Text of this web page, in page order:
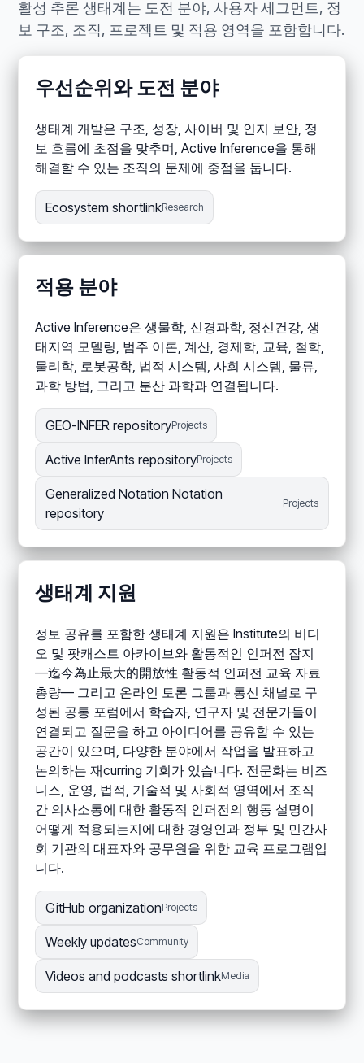
활성 추론 생태계는 도전 분야, 사용자 세그먼트, 정
보 구조, 조직, 프로젝트 및 적용 영역을 포함합니다.
우선순위와 도전 분야
생태계 개발은 구조, 성장, 사이버 및 인지 보안, 정
보 흐름에 초점을 맞추며, Active Inference을 통해
해결할 수 있는 조직의 문제에 중점을 둡니다.
Ecosystem shortlinkResearch
적용 분야
Active Inference은 생물학, 신경과학, 정신건강, 생
태지역 모델링, 범주 이론, 계산, 경제학, 교육, 철학,
물리학, 로봇공학, 법적 시스템, 사회 시스템, 물류,
과학 방법, 그리고 분산 과학과 연결됩니다.
GEO-INFER repositoryProjects
Active InferAnts repositoryProjects
Generalized Notation Notation
repository
Projects
생태계 지원
정보 공유를 포함한 생태계 지원은 Institute의 비디
오 및 팟캐스트 아카이브와 활동적인 인퍼전 잡지
—迄今為止最大的開放性 활동적 인퍼전 교육 자료
총량— 그리고 온라인 토론 그룹과 통신 채널로 구
성된 공통 포럼에서 학습자, 연구자 및 전문가들이
연결되고 질문을 하고 아이디어를 공유할 수 있는
공간이 있으며, 다양한 분야에서 작업을 발표하고
논의하는 재curring 기회가 있습니다. 전문화는 비즈
니스, 운영, 법적, 기술적 및 사회적 영역에서 조직
간 의사소통에 대한 활동적 인퍼전의 행동 설명이
어떻게 적용되는지에 대한 경영인과 정부 및 민간사
회 기관의 대표자와 공무원을 위한 교육 프로그램입
니다.
GitHub organizationProjects
Weekly updatesCommunity
Videos and podcasts shortlinkMedia